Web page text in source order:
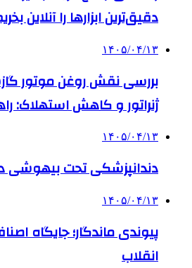
دقیق‌ترین ابزارها را آنلاین
۱۴۰۵/۰۴/۱۳
بررسی نقش روغن موتور
ژنراتور و کاهش استهلاک:
۱۴۰۵/۰۴/۱۳
دندانپزشکی تحت بیهوشی
۱۴۰۵/۰۴/۱۳
پیوندی ماندگار؛ جایگاه
انقلاب